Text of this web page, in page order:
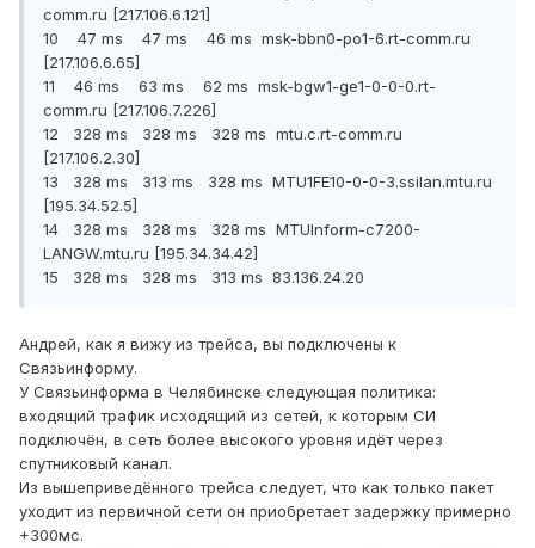
comm.ru [217.106.6.121]
10 47 ms 47 ms 46 ms msk-bbn0-po1-6.rt-comm.ru
[217.106.6.65]
11 46 ms 63 ms 62 ms msk-bgw1-ge1-0-0-0.rt-
comm.ru [217.106.7.226]
12 328 ms 328 ms 328 ms mtu.c.rt-comm.ru
[217.106.2.30]
13 328 ms 313 ms 328 ms MTU1FE10-0-0-3.ssilan.mtu.ru
[195.34.52.5]
14 328 ms 328 ms 328 ms MTUInform-c7200-
LANGW.mtu.ru [195.34.34.42]
15 328 ms 328 ms 313 ms 83.136.24.20
Андрей, как я вижу из трейса, вы подключены к
Связьинформу.
У Связьинформа в Челябинске следующая политика:
входящий трафик исходящий из сетей, к которым СИ
подключён, в сеть более высокого уровня идёт через
спутниковый канал.
Из вышеприведённого трейса следует, что как только пакет
уходит из первичной сети он приобретает задержку примерно
+300мс.